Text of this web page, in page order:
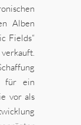
Alben
Fields“
für ein
vor als